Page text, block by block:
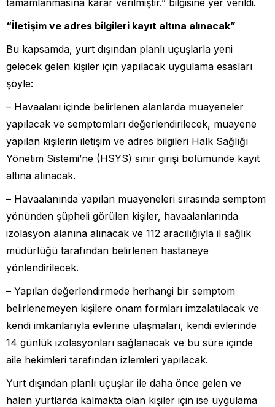
“İletişim ve adres bilgileri kayıt altına alınacak”
Bu kapsamda, yurt dışından planlı uçuşlarla yeni
gelecek gelen kişiler için yapılacak uygulama esasları
şöyle:
– Havaalanı içinde belirlenen alanlarda muayeneler
yapılacak ve semptomları değerlendirilecek, muayene
yapılan kişilerin iletişim ve adres bilgileri Halk Sağlığı
Yönetim Sistemi’ne (HSYS) sınır girişi bölümünde kayıt
altına alınacak.
– Havaalanında yapılan muayeneleri sırasında semptom
yönünden şüpheli görülen kişiler, havaalanlarında
izolasyon alanına alınacak ve 112 aracılığıyla il sağlık
müdürlüğü tarafından belirlenen hastaneye
yönlendirilecek.
– Yapılan değerlendirmede herhangi bir semptom
belirlenemeyen kişilere onam formları imzalatılacak ve
kendi imkanlarıyla evlerine ulaşmaları, kendi evlerinde
14 günlük izolasyonları sağlanacak ve bu süre içinde
aile hekimleri tarafından izlemleri yapılacak.
Yurt dışından planlı uçuşlar ile daha önce gelen ve
halen yurtlarda kalmakta olan kişiler için ise uygulama